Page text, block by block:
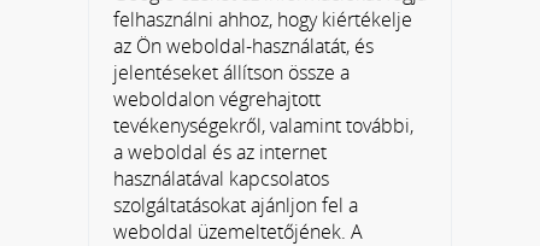
felhasználni ahhoz, hogy kiértékelje
az Ön weboldal-használatát, és
jelentéseket állítson össze a
weboldalon végrehajtott
tevékenységekről, valamint további,
a weboldal és az internet
használatával kapcsolatos
szolgáltatásokat ajánljon fel a
weboldal üzemeltetőjének. A